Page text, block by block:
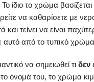
ίδιο το χρώμα
να καθαρίσετε με
τείνει να είναι
αυτό από το τυπικό
να σημειωθεί τι δεν
όνομά του, το χρώμα